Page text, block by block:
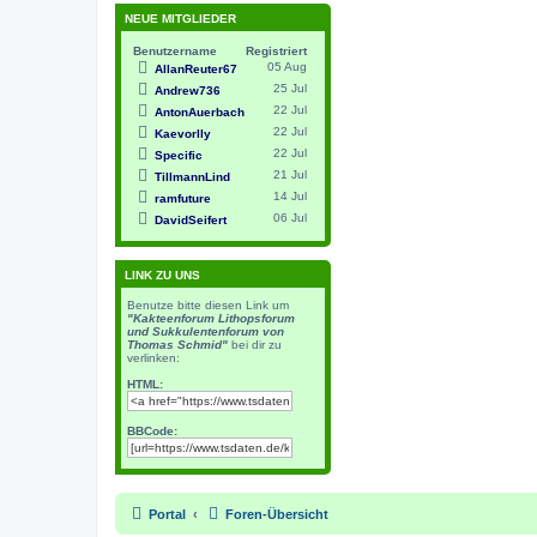
NEUE MITGLIEDER
Benutzername
Registriert
AllanReuter67
05 Aug
Andrew736
25 Jul
AntonAuerbach
22 Jul
Kaevorlly
22 Jul
Specific
22 Jul
TillmannLind
21 Jul
ramfuture
14 Jul
DavidSeifert
06 Jul
LINK ZU UNS
Benutze bitte diesen Link um
"Kakteenforum Lithopsforum
und Sukkulentenforum von
Thomas Schmid" bei dir zu
verlinken:
HTML:
BBCode:
Portal Foren-Übersicht